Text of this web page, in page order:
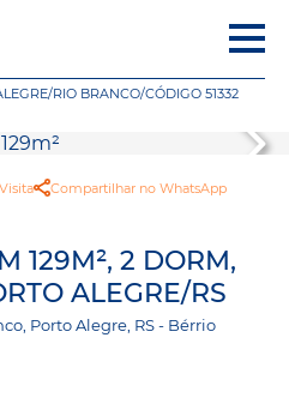
/RIO BRANCO/CÓDIGO 51332
Compartilhar no WhatsApp
129M², 2 DORM,
ALEGRE/RS
Porto Alegre, RS - Bérrio